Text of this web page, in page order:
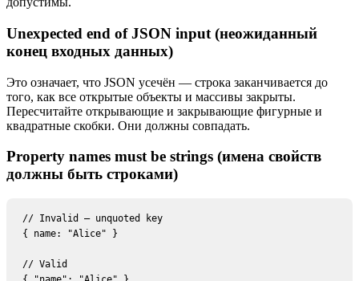
Unexpected end of JSON input (неожиданный
конец входных данных)
Это означает, что JSON усечён — строка заканчивается до
того, как все открытые объекты и массивы закрыты.
Пересчитайте открывающие и закрывающие фигурные и
квадратные скобки. Они должны совпадать.
Property names must be strings (имена свойств
должны быть строками)
// Invalid — unquoted key
{ name: "Alice" }
// Valid